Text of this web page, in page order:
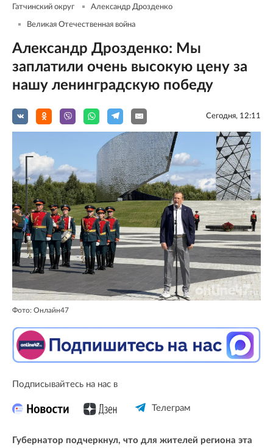
Гатчинский округ Александр Дрозденко
Великая Отечественная война
Александр Дрозденко: Мы
заплатили очень высокую цену за
нашу ленинградскую победу
Сегодня, 12:11
Фото: Онлайн47
Подписывайтесь на нас в
Телеграм
Губернатор подчеркнул, что для жителей региона эта